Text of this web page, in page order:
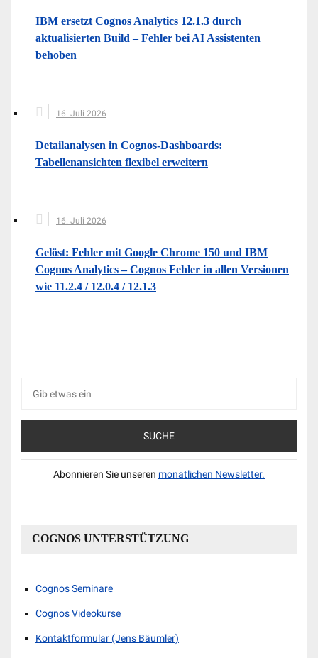
IBM ersetzt Cognos Analytics 12.1.3 durch
aktualisierten Build – Fehler bei AI Assistenten
behoben
16. Juli 2026
Detailanalysen in Cognos-Dashboards:
Tabellenansichten flexibel erweitern
16. Juli 2026
Gelöst: Fehler mit Google Chrome 150 und IBM
Cognos Analytics – Cognos Fehler in allen Versionen
wie 11.2.4 / 12.0.4 / 12.1.3
nach:
Abonnieren Sie unseren monatlichen Newsletter.
COGNOS UNTERSTÜTZUNG
Cognos Seminare
Cognos Videokurse
Kontaktformular (Jens Bäumler)